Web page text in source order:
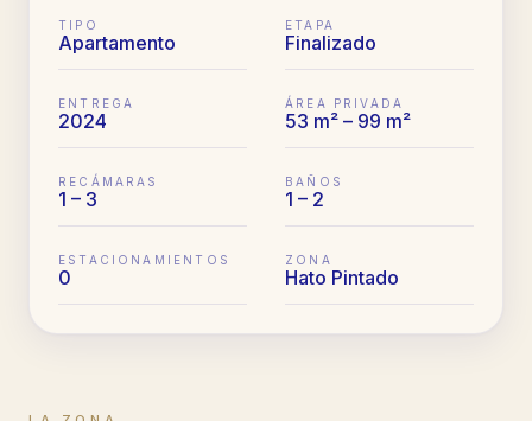
TIPO
Apartamento
ETAPA
Finalizado
ENTREGA
2024
ÁREA PRIVADA
53 m² – 99 m²
RECÁMARAS
1 – 3
BAÑOS
1 – 2
ESTACIONAMIENTOS
0
ZONA
Hato Pintado